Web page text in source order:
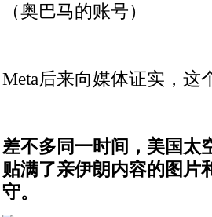
（奥巴马的账号）
Meta后来向媒体证实，这
差不多同一时间，美国太
贴满了亲伊朗内容的图片
守。